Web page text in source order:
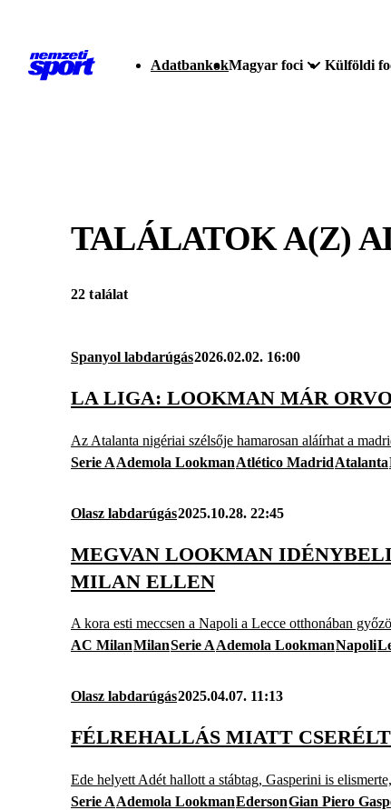
AdatbankokMagyar foci Külföldi
TALÁLATOK A(Z)
22 találat
Spanyol labdarúgás2026.02.02. 16:00
LA LIGA: LOOKMAN MÁR
Az Atalanta nigériai szélsője hamarosan aláírhat a
Serie AAdemola LookmanAtlético MadridAtalanta
Olasz labdarúgás2025.10.28. 22:45
MEGVAN LOOKMAN
MILAN ELLEN
A kora esti meccsen a Napoli a Lecce otthonában
AC MilanMilanSerie AAdemola LookmanNapoli
Olasz labdarúgás2025.04.07. 11:13
FÉLREHALLÁS MIATT
Ede helyett Adét hallott a stábtag, Gasperini is
Serie AAdemola LookmanEdersonGian Piero